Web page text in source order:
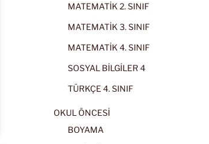
MATEMATİK 2. SINIF
MATEMATİK 3. SINIF
MATEMATİK 4. SINIF
SOSYAL BİLGİLER 4
TÜRKÇE 4. SINIF
OKUL ÖNCESİ
BOYAMA